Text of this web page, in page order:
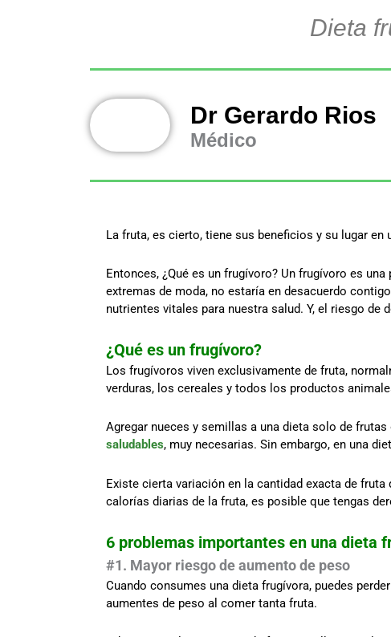
Dieta
Dr Gerardo Rios
Médico
La fruta, es cierto, tiene sus beneficios y su lugar
Entonces, ¿Qué es un frugívoro? Un frugívoro es
extremas de moda, no estaría en desacuerdo
nutrientes vitales para nuestra salud. Y, el riesgo de
¿Qué es un frugívoro?
Los frugívoros viven exclusivamente de fruta,
verduras, los cereales y todos los productos
Agregar nueces y semillas a una dieta solo de
saludables, muy necesarias. Sin embargo, en una
Existe cierta variación en la cantidad exacta de
calorías diarias de la fruta, es posible que tengas
6 problemas importantes en una dieta
#1. Mayor riesgo de aumento de peso
Cuando consumes una dieta frugívora, puedes
aumentes de peso al comer tanta fruta.